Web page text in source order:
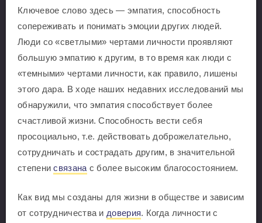
Ключевое слово здесь — эмпатия, способность
сопереживать и понимать эмоции других людей.
Люди со «светлыми» чертами личности проявляют
большую эмпатию к другим, в то время как люди с
«темными» чертами личности, как правило, лишены
этого дара. В ходе наших недавних исследований мы
обнаружили, что эмпатия способствует более
счастливой жизни. Способность вести себя
просоциально, т.е. действовать доброжелательно,
сотрудничать и сострадать другим, в значительной
степенисвязана с более высоким благосостоянием.
Как вид мы созданы для жизни в обществе и зависим
от сотрудничества и доверия. Когда личности с